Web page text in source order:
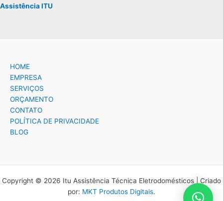
Assistência ITU
HOME
EMPRESA
SERVIÇOS
ORÇAMENTO
CONTATO
POLÍTICA DE PRIVACIDADE
BLOG
Copyright © 2026 Itu Assistência Técnica Eletrodomésticos | Criado
por: MKT Produtos Digitais.